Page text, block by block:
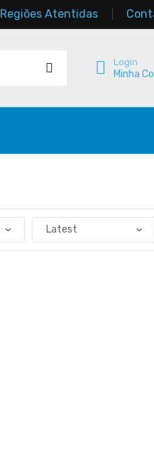
Regiões Atentidas
Login
Minha